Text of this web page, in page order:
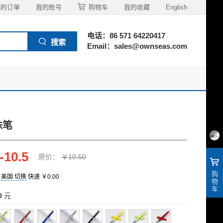
English
我的收藏
购物车
我的账号
订单
电话：86 571 64220417
Email：sales@ownseas.com
笔
10.5 原价： ￥10.50
美国 切换 快递 ￥0.00
元
购
物
车